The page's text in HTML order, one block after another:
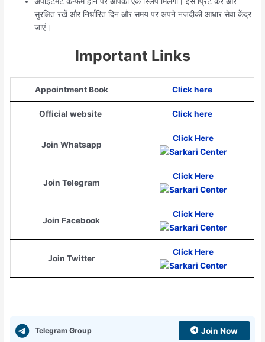
सुरक्षित रखें और निर्धारित दिन और समय पर अपने नजदीकी आधार सेवा केंद्र
जाएं।
Important Links
Appointment Book Click here
Official website Click here
Join Whatsapp
Click Here
Join Telegram
Click Here
Join Facebook
Click Here
Join Twitter
Click Here
Telegram Group Join Now